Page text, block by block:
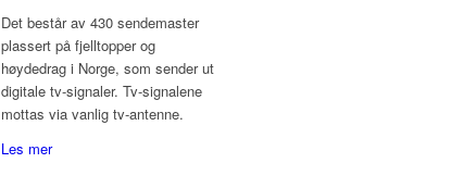
Det består av 430 sendemaster
plassert på fjelltopper og
høydedrag i Norge, som sender ut
digitale tv-signaler. Tv-signalene
mottas via vanlig tv-antenne.
Les mer